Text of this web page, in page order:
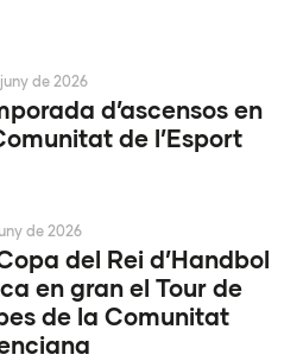
d’ascensos en
de l’Esport
de 2026
del Rei d’Handbol
en gran el Tour de
de la Comunitat
de 2026